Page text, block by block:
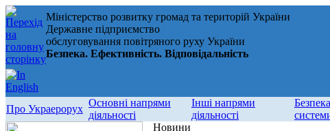
Міністерство розвитку громад та територій України
Державне підприємство
обслуговування повітряного руху України
Безпека. Ефективність. Відповідальність
Про Украерорух
Основні напрями
діяльності
Інші напрями
діяльності
Новини